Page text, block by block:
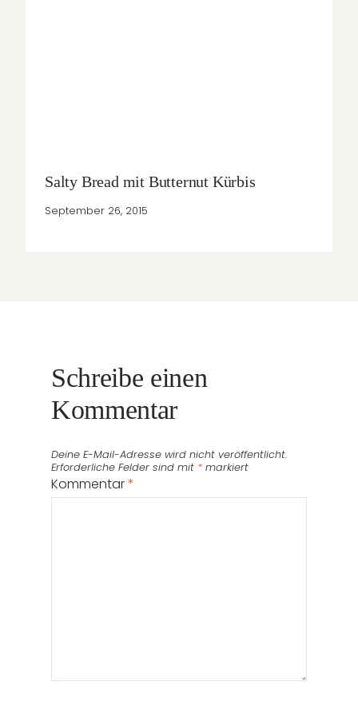
Salty Bread mit Butternut Kürbis
September 26, 2015
Schreibe einen
Kommentar
Deine E-Mail-Adresse wird nicht veröffentlicht.
Erforderliche Felder sind mit * markiert
Kommentar*